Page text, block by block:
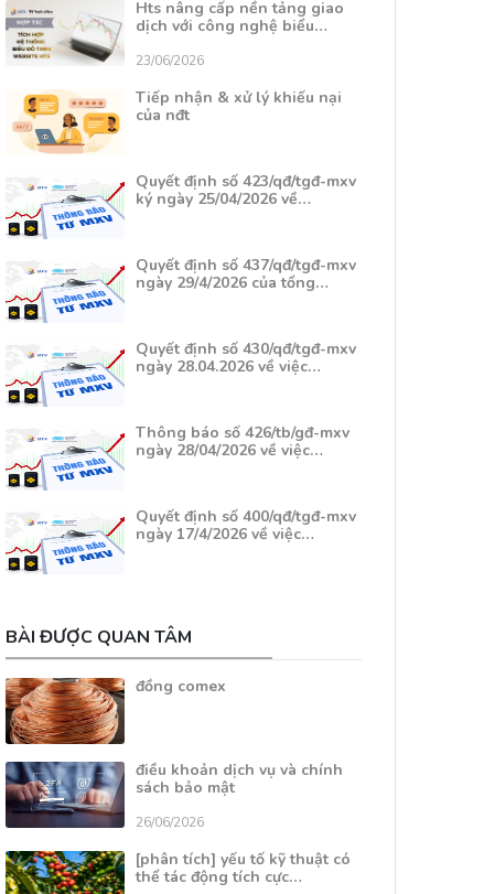
Hts nâng cấp nền tảng giao
dịch với công nghệ biểu…
23/06/2026
Tiếp nhận & xử lý khiếu nại
của nđt
Quyết định số 423/qđ/tgđ-mxv
ký ngày 25/04/2026 về…
Quyết định số 437/qđ/tgđ-mxv
ngày 29/4/2026 của tổng…
Quyết định số 430/qđ/tgđ-mxv
ngày 28.04.2026 về việc…
Thông báo số 426/tb/gđ-mxv
ngày 28/04/2026 về việc…
Quyết định số 400/qđ/tgđ-mxv
ngày 17/4/2026 về việc…
BÀI ĐƯỢC QUAN TÂM
đồng comex
điều khoản dịch vụ và chính
sách bảo mật
26/06/2026
[phân tích] yếu tố kỹ thuật có
thể tác động tích cực…